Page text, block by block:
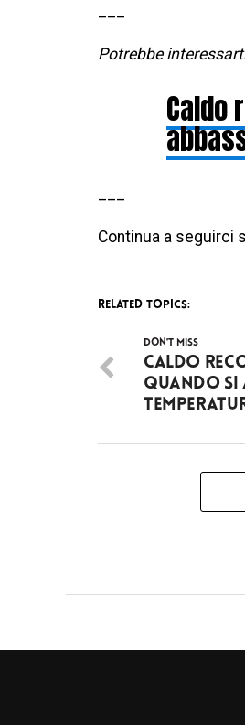
Potrebbe
Caldo
Continua a seguirci
RELATED TOPICS:
DON'T MISS
Caldo
quando si